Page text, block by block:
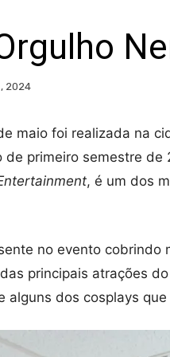
2024
maio foi realizada na
de primeiro semestre de
, é um dos
no evento cobrindo
principais atrações
alguns dos cosplays